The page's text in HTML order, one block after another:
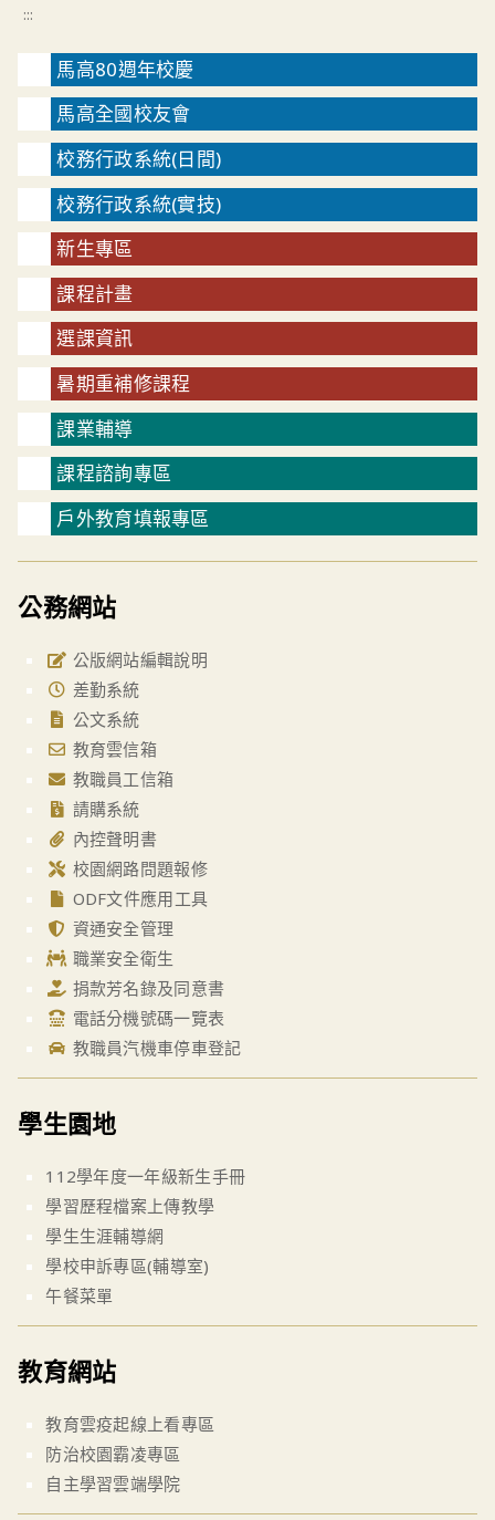
:::
馬高80週年校慶
馬高全國校友會
校務行政系統(日間)
校務行政系統(實技)
新生專區
課程計畫
選課資訊
暑期重補修課程
課業輔導
課程諮詢專區
戶外教育填報專區
公務網站
公版網站編輯說明
差勤系統
公文系統
教育雲信箱
教職員工信箱
請購系統
內控聲明書
校園網路問題報修
ODF文件應用工具
資通安全管理
職業安全衛生
捐款芳名錄及同意書
電話分機號碼一覽表
教職員汽機車停車登記
學生園地
112學年度一年級新生手冊
學習歷程檔案上傳教學
學生生涯輔導網
學校申訴專區(輔導室)
午餐菜單
教育網站
教育雲疫起線上看專區
防治校園霸凌專區
自主學習雲端學院